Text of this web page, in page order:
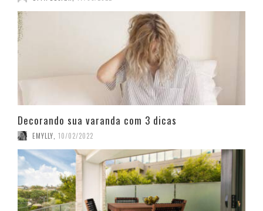
Decorando sua varanda com 3 dicas
EMYLLY 10/02/2022